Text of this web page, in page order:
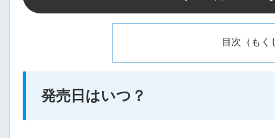
目次（もく
発売日はいつ？